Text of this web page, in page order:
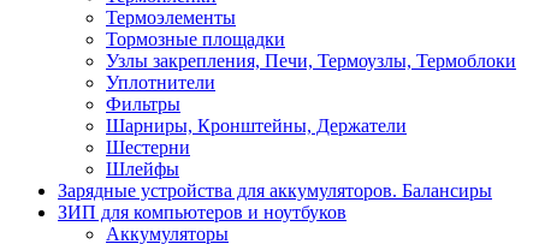
Термоэлементы
Тормозные площадки
Узлы закрепления, Печи, Термоузлы, Термоблоки
Уплотнители
Фильтры
Шарниры, Кронштейны, Держатели
Шестерни
Шлейфы
Зарядные устройства для аккумуляторов. Балансиры
ЗИП для компьютеров и ноутбуков
Аккумуляторы